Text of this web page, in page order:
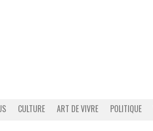
CULTURE ART DE VIVRE POLITIQUE